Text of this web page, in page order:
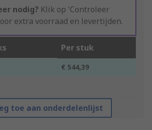
nodig? Klik op 'Controleer
extra voorraad en levertijden.
Per stuk
€ 544,39
toe aan onderdelenlijst